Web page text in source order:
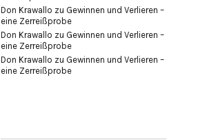
Don Krawallo zu Gewinnen und Verlieren –
eine Zerreißprobe
Don Krawallo zu Gewinnen und Verlieren –
eine Zerreißprobe
Don Krawallo zu Gewinnen und Verlieren –
eine Zerreißprobe